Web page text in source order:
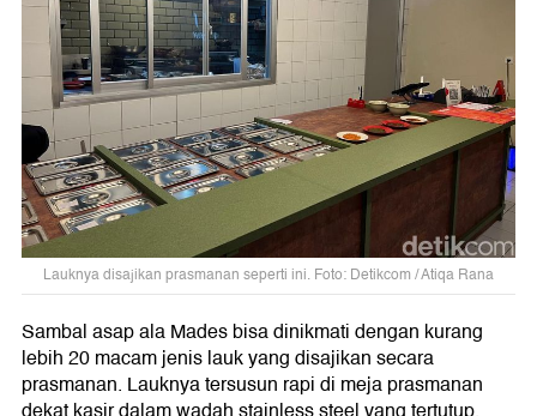
Lauknya disajikan prasmanan seperti ini. Foto: Detikcom / Atiqa Rana
Sambal asap ala Mades bisa dinikmati dengan kurang
lebih 20 macam jenis lauk yang disajikan secara
prasmanan. Lauknya tersusun rapi di meja prasmanan